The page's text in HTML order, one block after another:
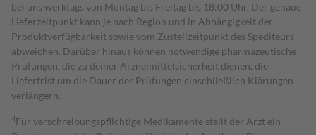
bei uns werktags von Montag bis Freitag bis 18:00 Uhr. Der genaue
Lieferzeitpunkt kann je nach Region und in Abhängigkeit der
Produktverfügbarkeit sowie vom Zustellzeitpunkt des Spediteurs
abweichen. Darüber hinaus können notwendige pharmazeutische
Prüfungen, die zu deiner Arzneimittelsicherheit dienen, die
Lieferfrist um die Dauer der Prüfungen einschließlich Klärungen
verlängern.
4Für verschreibungspflichtige Medikamente stellt der Arzt ein